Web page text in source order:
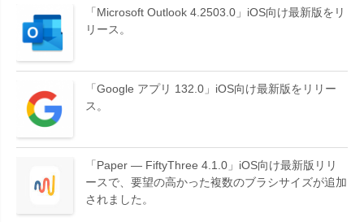
「Microsoft Outlook 4.2503.0」iOS向け最新版をリ
リース。
「Google アプリ 132.0」iOS向け最新版をリリー
ス。
「Paper — FiftyThree 4.1.0」iOS向け最新版リリ
ースで、要望の高かった複数のブラシサイズが追加
されました。